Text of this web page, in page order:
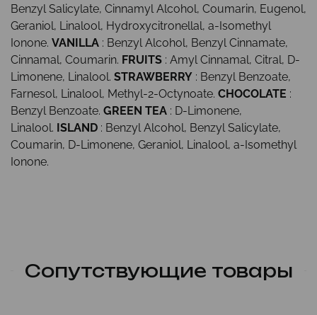
Benzyl Salicylate, Cinnamyl Alcohol, Coumarin, Eugenol,
Geraniol, Linalool, Hydroxycitronellal, a-Isomethyl
Ionone. VANILLA : Benzyl Alcohol, Benzyl Cinnamate,
Cinnamal, Coumarin. FRUITS : Amyl Cinnamal, Citral, D-
Limonene, Linalool. STRAWBERRY : Benzyl Benzoate,
Farnesol, Linalool, Methyl-2-Octynoate. CHOCOLATE :
Benzyl Benzoate. GREEN TEA : D-Limonene,
Linalool. ISLAND : Benzyl Alcohol, Benzyl Salicylate,
Coumarin, D-Limonene, Geraniol, Linalool, a-Isomethyl
Ionone.
Сопутствующие товары